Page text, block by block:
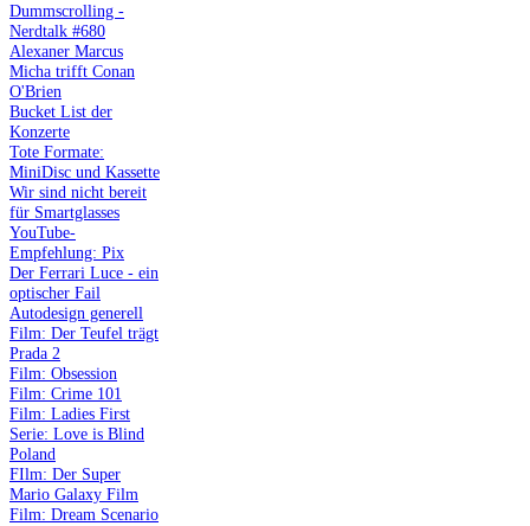
Dummscrolling -
Nerdtalk #680
Alexaner Marcus
Micha trifft Conan
O'Brien
Bucket List der
Konzerte
Tote Formate:
MiniDisc und Kassette
Wir sind nicht bereit
für Smartglasses
YouTube-
Empfehlung: Pix
Der Ferrari Luce - ein
optischer Fail
Autodesign generell
Film: Der Teufel trägt
Prada 2
Film: Obsession
Film: Crime 101
Film: Ladies First
Serie: Love is Blind
Poland
FIlm: Der Super
Mario Galaxy Film
Film: Dream Scenario